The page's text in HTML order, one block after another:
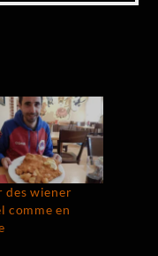
des wiener
comme en